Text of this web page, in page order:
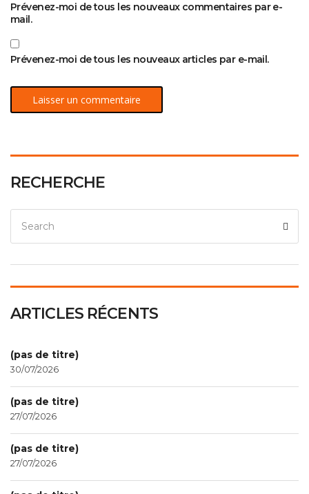
Prévenez-moi de tous les nouveaux commentaires par e-
mail.
Prévenez-moi de tous les nouveaux articles par e-mail.
RECHERCHE
ARTICLES RÉCENTS
(pas de titre)
30/07/2026
(pas de titre)
27/07/2026
(pas de titre)
27/07/2026